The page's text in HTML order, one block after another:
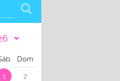
Dom
1
2